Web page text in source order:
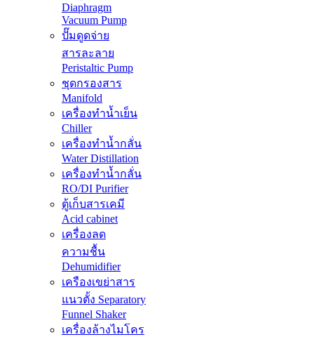
Diaphragm
Vacuum Pump
ปั๊มดูดจ่าย
สารละลาย
Peristaltic Pump
ชุดกรองสาร
Manifold
เครื่องทำน้ำเย็น
Chiller
เครื่องทำน้ำกลั่น
Water Distillation
เครื่องทำน้ำกลั่น
RO/DI Purifier
ตู้เก็บสารเคมี
Acid cabinet
เครื่องลด
ความชื้น
Dehumidifier
เครืองเขย่าสาร
แนวตั้ง Separatory
Funnel Shaker
เครื่องล้างไมโคร